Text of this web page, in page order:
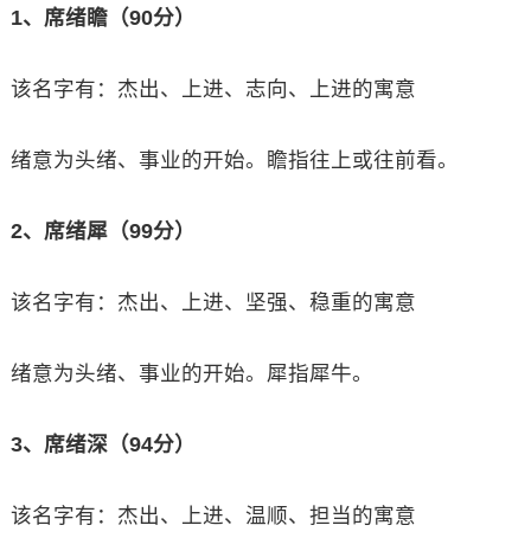
1、席绪瞻（90分）
该名字有：杰出、上进、志向、上进的寓意
绪意为头绪、事业的开始。瞻指往上或往前看。
2、席绪犀（99分）
该名字有：杰出、上进、坚强、稳重的寓意
绪意为头绪、事业的开始。犀指犀牛。
3、席绪深（94分）
该名字有：杰出、上进、温顺、担当的寓意